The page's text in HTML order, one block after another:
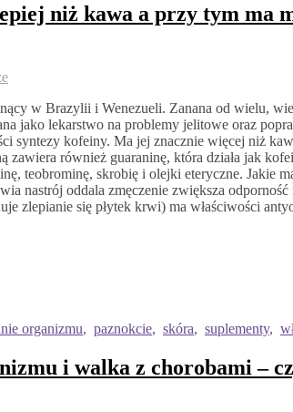
niż kawa a przy tym ma
w Brazylii i Wenezueli. Zanana od wielu,
jako lekarstwo na problemy jelitowe oraz
syntezy kofeiny. Ma jej znacznie więcej niż
zawiera również guaraninę, która działa jak
teobrominę, skrobię i olejki eteryczne. Jakie
nastrój oddala zmęczenie zwiększa
zlepianie się płytek krwi) ma właściwości
organizmu, paznokcie, skóra, suplementy,
i walka z chorobami –